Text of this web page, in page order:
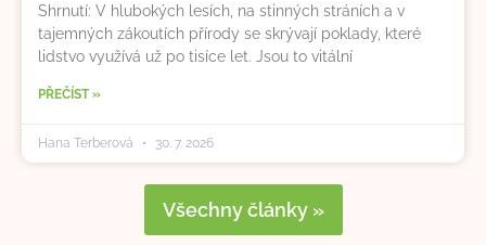
Shrnutí: V hlubokých lesích, na stinných stráních a v
tajemných zákoutích přírody se skrývají poklady, které
lidstvo využívá už po tisíce let. Jsou to vitální
PŘEČÍST »
Hana Terberová 30. 7. 2026
Všechny články »